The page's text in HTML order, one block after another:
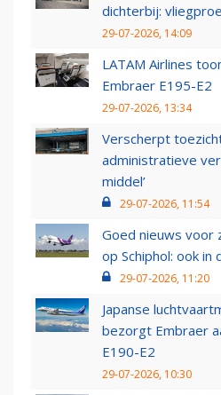
dichterbij:
29-07-2026, 14:09
LATAM Airlines
Embraer E195-E2
29-07-2026, 13:34
Verscherpt
administratieve
middel’
29-07-2026, 11:54
Goed nieuws voor
op Schiphol: ook
29-07-2026, 11:20
Japanse
bezorgt Embraer
E190-E2
29-07-2026, 10:30